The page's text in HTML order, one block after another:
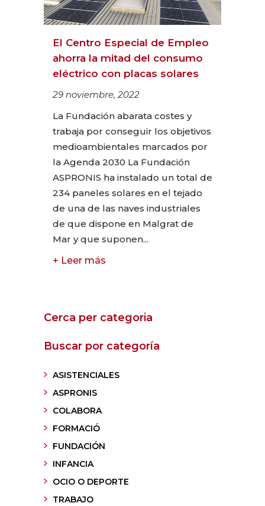
El Centro Especial de Empleo
ahorra la mitad del consumo
eléctrico con placas solares
29 noviembre, 2022
La Fundación abarata costes y
trabaja por conseguir los objetivos
medioambientales marcados por
la Agenda 2030 La Fundación
ASPRONIS ha instalado un total de
234 paneles solares en el tejado
de una de las naves industriales
de que dispone en Malgrat de
Mar y que suponen...
+ Leer más
Cerca per categoria
Buscar por categoría
ASISTENCIALES
ASPRONIS
COLABORA
FORMACIÓ
FUNDACIÓN
INFANCIA
OCIO O DEPORTE
TRABAJO